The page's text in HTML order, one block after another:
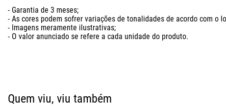
- Garantia de 3 meses;
- As cores podem sofrer variações de tonalidades de acordo com o
- Imagens meramente ilustrativas;
- O valor anunciado se refere a cada unidade do produto.
Quem viu, viu também